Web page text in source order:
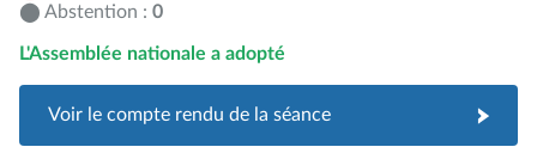
Abstention : 0
L'Assemblée nationale a adopté
Voir le compte rendu de la séance